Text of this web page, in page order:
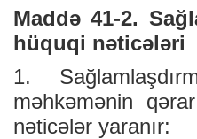
Maddə 41-2.
hüquqi nəticələri
1.
məhkəmənin
nəticələr yaranır: